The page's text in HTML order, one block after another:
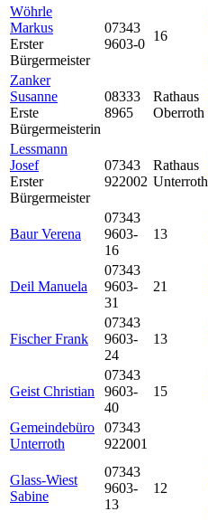
Wöhrle
Markus
Erster
Bürgermeister
07343
9603-0
16
Zanker
Susanne
Erste
Bürgermeisterin
08333
8965
Rathaus
Oberroth
Lessmann
Josef
Erster
Bürgermeister
07343
922002
Rathaus
Unterroth
Baur Verena
07343
9603-
16
13
Deil Manuela
07343
9603-
31
21
Fischer Frank
07343
9603-
24
13
Geist Christian
07343
9603-
40
15
Gemeindebüro
Unterroth
07343
922001
Glass-Wiest
Sabine
07343
9603-
13
12